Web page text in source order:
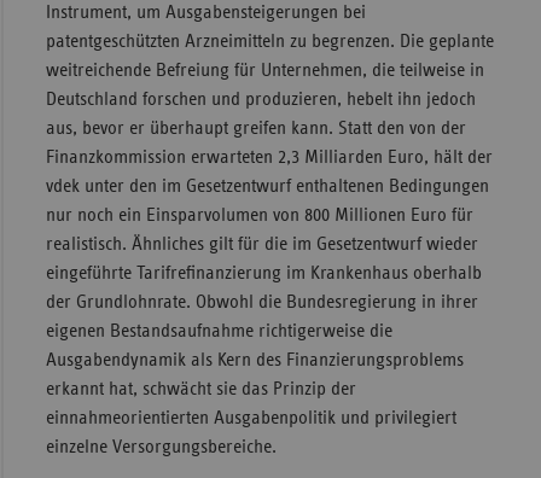
Instrument, um Ausgabensteigerungen bei
patentgeschützten Arzneimitteln zu begrenzen. Die geplante
weitreichende Befreiung für Unternehmen, die teilweise in
Deutschland forschen und produzieren, hebelt ihn jedoch
aus, bevor er überhaupt greifen kann. Statt den von der
Finanzkommission erwarteten 2,3 Milliarden Euro, hält der
vdek unter den im Gesetzentwurf enthaltenen Bedingungen
nur noch ein Einsparvolumen von 800 Millionen Euro für
realistisch. Ähnliches gilt für die im Gesetzentwurf wieder
eingeführte Tarifrefinanzierung im Krankenhaus oberhalb
der Grundlohnrate. Obwohl die Bundesregierung in ihrer
eigenen Bestandsaufnahme richtigerweise die
Ausgabendynamik als Kern des Finanzierungsproblems
erkannt hat, schwächt sie das Prinzip der
einnahmeorientierten Ausgabenpolitik und privilegiert
einzelne Versorgungsbereiche.